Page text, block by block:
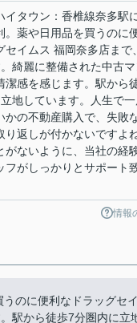
イタウン：香椎線奈多駅
。薬や日用品を買うのに
セイムス 福岡奈多店まで
綺麗に整備された中古
潔感を感じます。駅から
地しています。人生で
かの不動産購入で、失敗
り返しが付かないですよ
がないように、当社の経
フがしっかりとサポート
情報
のに便利なドラッグセ
駅から徒歩7分圏内に立